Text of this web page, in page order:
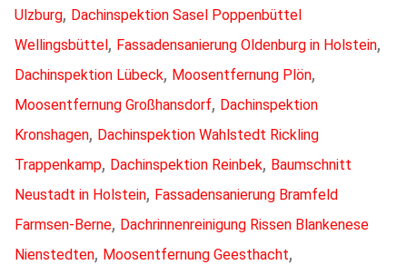
Ulzburg, Dachinspektion Sasel Poppenbüttel
Wellingsbüttel, Fassadensanierung Oldenburg in Holstein,
Dachinspektion Lübeck, Moosentfernung Plön,
Moosentfernung Großhansdorf, Dachinspektion
Kronshagen, Dachinspektion Wahlstedt Rickling
Trappenkamp, Dachinspektion Reinbek, Baumschnitt
Neustadt in Holstein, Fassadensanierung Bramfeld
Farmsen-Berne, Dachrinnenreinigung Rissen Blankenese
Nienstedten, Moosentfernung Geesthacht,